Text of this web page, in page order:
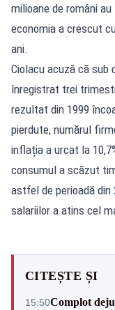
milioane de români
economia a crescut
ani.
Ciolacu acuză că sub
înregistrat trei
rezultat din 1999
pierdute, numărul
inflația a urcat la
consumul a scăzut
astfel de perioadă din
salariilor a atins cel
CITEȘTE ȘI
15:50Complot